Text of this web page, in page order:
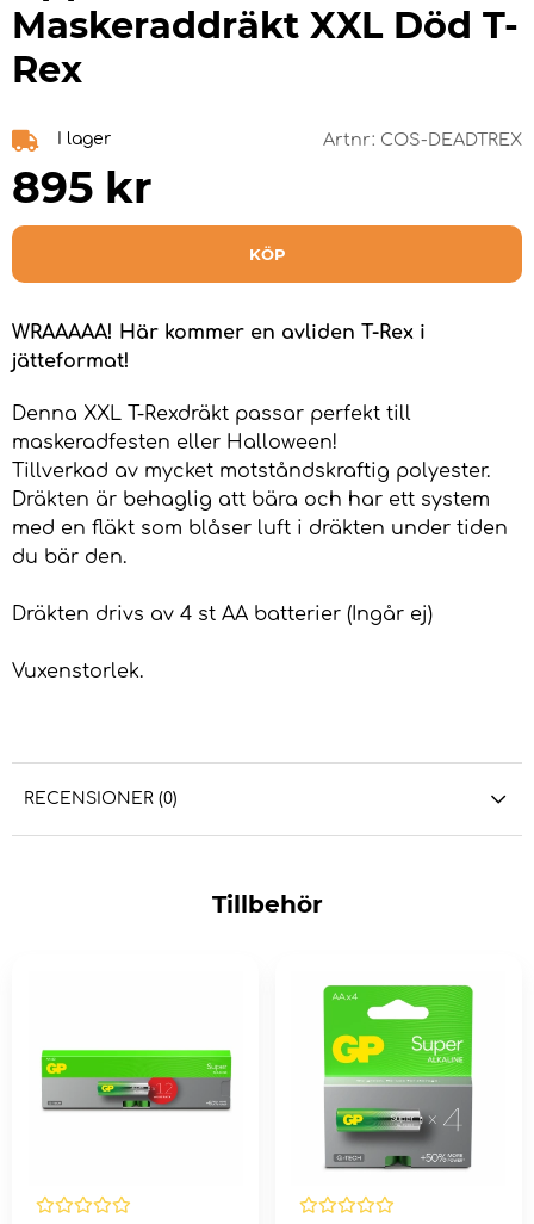
Maskeraddräkt XXL Död T-
Rex
I lager Artnr: COS-DEADTREX
895 kr
KÖP
WRAAAAA! Här kommer en avliden T-Rex i
jätteformat!
Denna XXL T-Rexdräkt passar perfekt till
maskeradfesten eller Halloween!
Tillverkad av mycket motståndskraftig polyester.
Dräkten är behaglig att bära och har ett system
med en fläkt som blåser luft i dräkten under tiden
du bär den.
Dräkten drivs av 4 st AA batterier (Ingår ej)
Vuxenstorlek.
RECENSIONER (0)
Tillbehör